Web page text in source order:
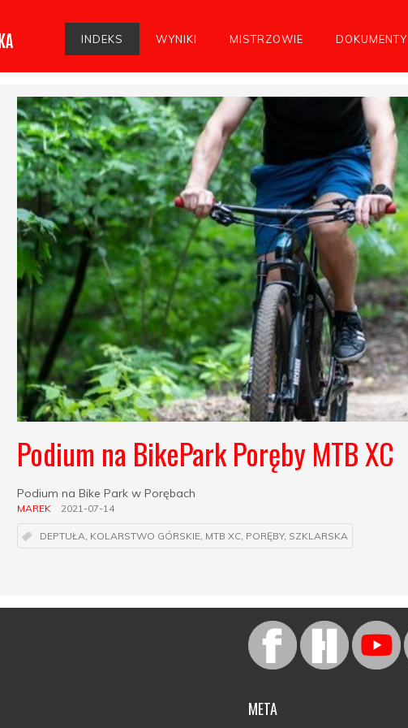
INDEKS WYNIKI MISTRZOWIE DOKUMENTY
Podium na BikePark Poręby MTB XC
Podium na Bike Park w Porębach
MAREK 2021-07-14
DEPTUŁA, KOLARSTWO GÓRSKIE, MTB XC, PORĘBY, SZKLARSKA
META